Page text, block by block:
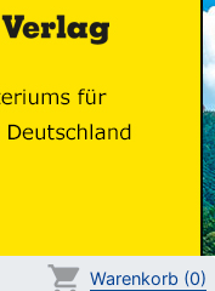
Warenkorb (0)